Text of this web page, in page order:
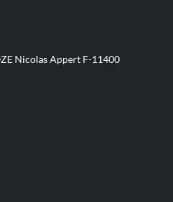
Nicolas Appert F-11400